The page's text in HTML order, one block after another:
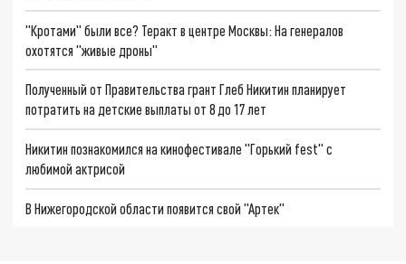
"Кротами" были все? Теракт в центре Москвы: На генералов
охотятся "живые дроны"
Полученный от Правительства грант Глеб Никитин планирует
потратить на детские выплаты от 8 до 17 лет
Никитин познакомился на кинофестивале "Горький fest" с
любимой актрисой
В Нижегородской области появится свой "Артек"